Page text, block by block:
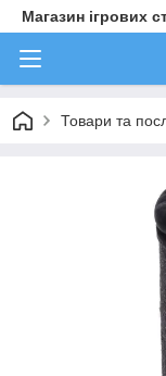
Магазин ігрових
Товари та